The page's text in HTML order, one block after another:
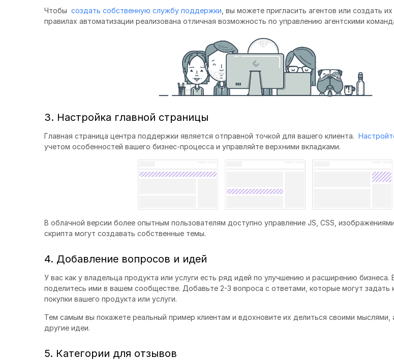
Чтобы создать собственную службу поддержки , вы можете пригласить агентов или создать
правилах автоматизации реализована отличная возможность по управлению агентскими
3. Настройка главной страницы
Главная страница центра поддержки является отправной точкой для вашего клиента.
учетом особенностей вашего бизнес-процесса и управляйте верхними вкладками.
В облачной версии более опытным пользователям доступно управление JS, CSS,
скрипта могут создавать собственные темы.
4. Добавление вопросов и идей
У вас как у владельца продукта или услуги есть ряд идей по улучшению и расширению
поделитесь ими в вашем сообществе. Добавьте 2-3 вопроса с ответами, которые могут задать
покупки вашего продукта или услуги.
Тем самым вы покажете реальный пример клиентам и вдохновите их делиться своими мыслями,
другие идеи.
5. Категории для отзывов